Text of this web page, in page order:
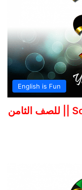
English is Fun
تقرير انجليزي عن ||Social Media || للصف الثامن